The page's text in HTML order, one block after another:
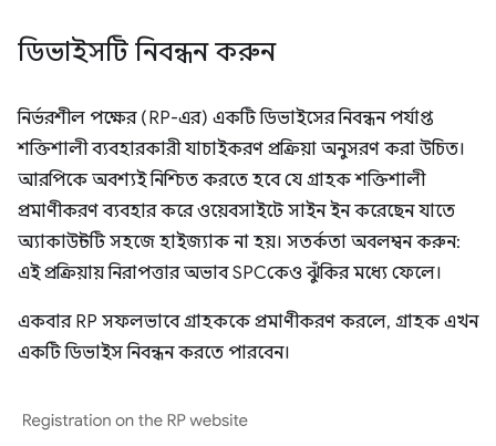
ডিভাইসটি নিবন্ধন করুন
নির্ভরশীল পক্ষের (RP-এর) একটি ডিভাইসের নিবন্ধন পর্যাপ্ত
শক্তিশালী ব্যবহারকারী যাচাইকরণ প্রক্রিয়া অনুসরণ করা উচিত।
আরপিকে অবশ্যই নিশ্চিত করতে হবে যে গ্রাহক শক্তিশালী
প্রমাণীকরণ ব্যবহার করে ওয়েবসাইটে সাইন ইন করেছেন যাতে
অ্যাকাউন্টটি সহজে হাইজ্যাক না হয়। সতর্কতা অবলম্বন করুন:
এই প্রক্রিয়ায় নিরাপত্তার অভাব SPCকেও ঝুঁকির মধ্যে ফেলে।
একবার RP সফলভাবে গ্রাহককে প্রমাণীকরণ করলে, গ্রাহক এখন
একটি ডিভাইস নিবন্ধন করতে পারবেন।